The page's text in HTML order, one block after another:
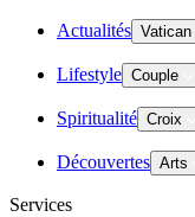
Actualités Vatican
Lifestyle Couple
Spiritualité Croix
Découvertes Arts
Services